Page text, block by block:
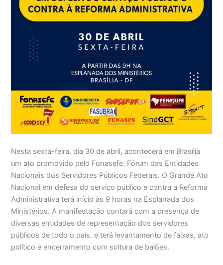
Nesta sexta-feira, dia 30 de abril, acontecerá em Brasília
um ato promovido pelo Fonasefe, Fórum das Entidades
Nacionais dos Servidores Públicos Federais. O Grande Ato
Nacional em defesa do serviço público e contra a Reforma
Administrativa terá início às 9 horas na Esplanada dos
Ministérios. A manifestação contará com a presença de
diversas entidades de representação dos servidores
públicos de todo o país, e terá levantamento de faixas, ato
político e encerramento com soltura de balões.